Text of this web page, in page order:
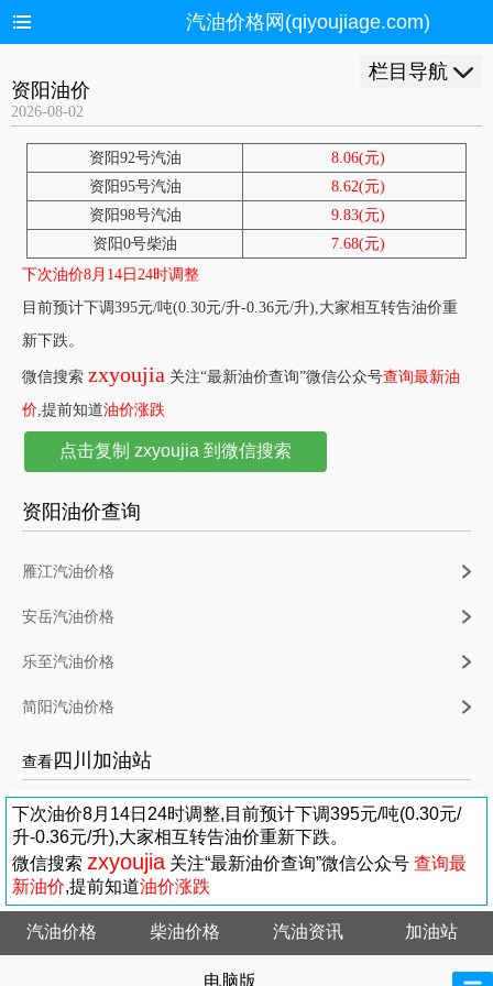
汽油价格网(qiyoujiage.com)
栏目导航
资阳油价
2026-08-02
资阳92号汽油
8.06(元)
资阳95号汽油
8.62(元)
资阳98号汽油
9.83(元)
资阳0号柴油
7.68(元)
下次油价8月14日24时调整
目前预计下调395元/吨(0.30元/升-0.36元/升),大家相互转告油价重
新下跌。
微信搜索 zxyoujia 关注“最新油价查询”微信公众号查询最新油
价,提前知道油价涨跌
点击复制 zxyoujia 到微信搜索
资阳油价查询
雁江汽油价格
安岳汽油价格
乐至汽油价格
简阳汽油价格
查看 四川加油站
下次油价8月14日24时调整,目前预计下调395元/吨(0.30元/
升-0.36元/升),大家相互转告油价重新下跌。
微信搜索 zxyoujia 关注“最新油价查询”微信公众号 查询最
新油价,提前知道油价涨跌
汽油价格 柴油价格 汽油资讯 加油站
电脑版